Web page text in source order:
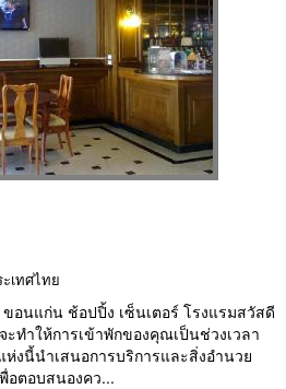
เทศไทย
อนแก่น ช้อปปิ้ง เซ็นเตอร์ โรงแรมสวัสดี
ะทำให้การเข้าพักของคุณเป็นช่วงเวลา
งนี้นำเสนอการบริการและสิ่งอำนวย
อตอบสนองคว...